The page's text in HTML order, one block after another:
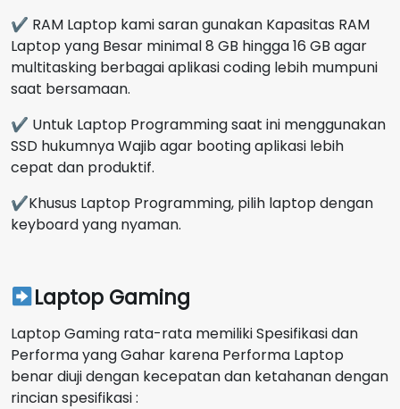
✔ RAM Laptop kami saran gunakan Kapasitas RAM
Laptop yang Besar minimal 8 GB hingga 16 GB agar
multitasking berbagai aplikasi coding lebih mumpuni
saat bersamaan.
✔ Untuk Laptop Programming saat ini menggunakan
SSD hukumnya Wajib agar booting aplikasi lebih
cepat dan produktif.
✔Khusus Laptop Programming, pilih laptop dengan
keyboard yang nyaman.
Laptop Gaming
Laptop Gaming rata-rata memiliki Spesifikasi dan
Performa yang Gahar karena Performa Laptop
benar diuji dengan kecepatan dan ketahanan dengan
rincian spesifikasi :